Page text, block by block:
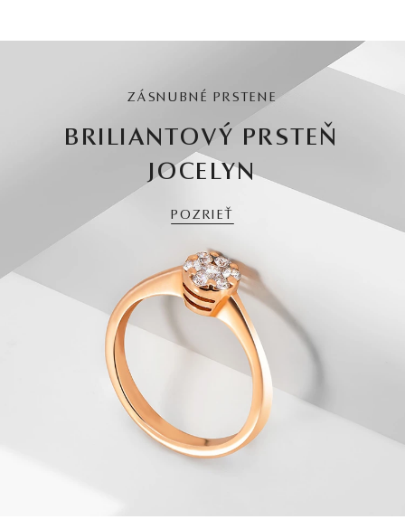
ZÁSNUBNÉ PRSTENE
BRILIANTOVÝ PRSTEŇ
JOCELYN
POZRIEŤ